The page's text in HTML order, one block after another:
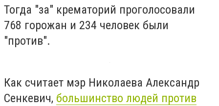
Тогда "за" крематорий проголосовали
768 горожан и 234 человек были
"против".
Как считает мэр Николаева Александр
Сенкевич, большинство людей против